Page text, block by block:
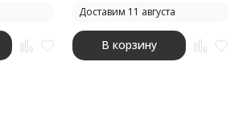
Доставим 11 августа
В корзину